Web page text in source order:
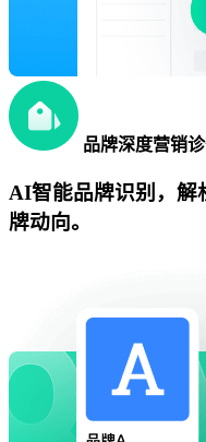
品牌深度营销
AI智能品牌识别，解
牌动向。